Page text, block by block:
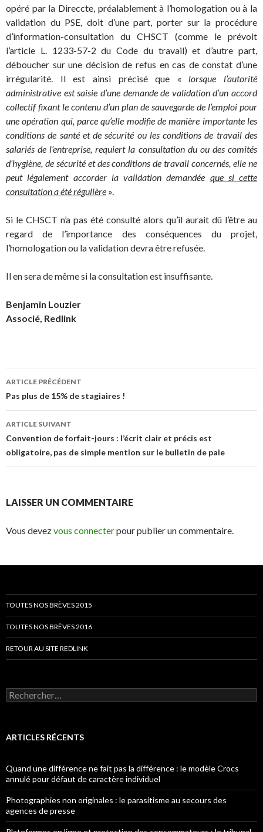
opéré par la Direccte, préalablement à l’homologation ou à la
validation du PSE, doit d’une part, porter sur la procédure
d’information-consultation du CHSCT (comme le prévoit
l’article L. 1233-57-2 du Code du travail) et d’autre part,
déboucher sur une décision de refus en cas de constat d’une
irrégularité. Il est ainsi précisé que « lorsque l’autorité
administrative est saisie d’une demande de validation d’un accord
collectif fixant le contenu d’un plan de sauvegarde de l’emploi pour
une opération qui, parce qu’elle modifie de manière importante les
conditions de santé et de sécurité ou les conditions de travail des
salariés de l’entreprise, requiert la consultation du ou des comités
d’hygiène, de sécurité et des conditions de travail concernés, elle ne
peut légalement accorder la validation demandée que si cette
consultation a été régulière ».
Si le CHSCT n’a pas été consulté alors qu’il aurait dû l’être au
regard de l’importance des conséquences du projet,
l’homologation ou la validation devra être refusée.
Il en sera de même si la consultation est insuffisante.
Benjamin Louzier
Associé, Redlink
Navigation
des
articles
ARTICLE PRÉCÉDENT
Pas plus de 15% de stagiaires !
ARTICLE SUIVANT
Convention de forfait-jours : l’écrit clair et précis est
obligatoire, pas de simple mention sur le bulletin de paie
LAISSER UN COMMENTAIRE
Vous devezvous connecterpour publier un commentaire.
TOUTES NOS BRÈVES 2015
TOUTES NOS BRÈVES 2016
RETOUR AU SITE REDLINK
Rechercher :
ARTICLES RÉCENTS
Quand une différence ne fait pas la différence : le modèle Crocs
annulé pour défaut de caractère individuel
Photographies non originales : le parasitisme au secours des
agences de presse